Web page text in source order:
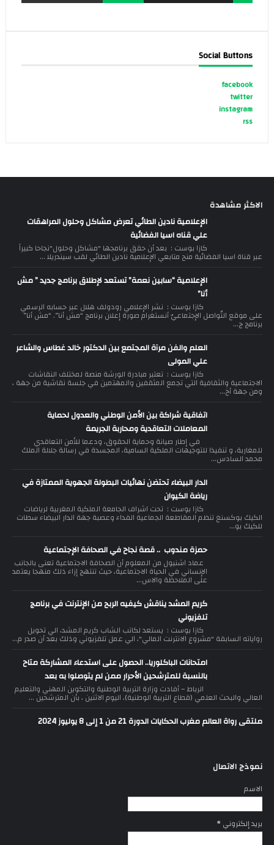
Social Buttons
facebook
twitter
instagram
rss
الاكثر مشاهدة
الإعلامية نادين الطائي تعرض مشاكل وحلول المراهقات
علي قناه اسيا الفضائية
كازا بوست : بعد أن حقق برنامجها "مشاكل وحلول"نجاحا كبيراً
عبر قناة اسيا الفضائية منح متابعي الإعلامية نادين الطائي لقب سيندريلا ...
الإعلامية “سابين نعمة” تستعد لإطلاق برنامج جديد ” مش
أنا”
كازا بوست : نشر الإعلامي رودولف هلال عبر حسابه الرسمي
على موقع التّواصل الإجتماعيّ أنستغرام صورة إعلان برنامج “مش أنا”. “مش أنا”
برنامج ج...
العلم والفن مرآة المجتمع بين الدكتور خالد غطاس والشاعر
علي المولى
كازا بوست : تعتبر مبادرة الورشة منصة لمختلف النقاشات
الاجتماعية والثقافية التي تجمع المثقفين والمهتمين في جلسة نقاشية من جهة ،
ومن جهة أخ...
اتفاقية شراكة بين الأمن الوطني والعدول لحماية
المعاملات التعاقدية ومحاربة الجريمة
في إطار صيانة وحماية الحقوق، ودعما للأمن التعاقدي
للمغاربة، و تنفيذا للتوجيهات الملكية السامية، المجسدة في رسالة جلالة الملك
محمد السادس...
الدار البيضاء تحتضن نهائيات البطولة الجهوية الممتازة في
رياضة الكيوان
كازا بوست : تحت اشراف الجامعة الملكية المغربية لرياضات
الكيك بوكسنغ تنظم المقاطعة الجماعية الفداء وعصبة جهة الدار البيضاء سطات
للكيك بو...
حمزة مندوب .. قصة نجاح في الصحافة الإجتماعية
عماد اشنيول من المعلوم أن الصحافة الاجتماعية تعنى بالجانب
الإنساني في الحياة الاجتماعية، حيث تنتهج إزاء ذلك منهجا يعتمد
على الملاحظة والاس...
كريم المشد يناقش كيفيه الربح من الإنترنت في برنامج
تلفزيوني
كازا بوست : يستعد لكاتب الشاب كريم المشد، الي تحويل
رواياته السابقة "مشروع الانترنت المالي"، الي عمل تلفزيوني وذلك بعد أن صدر م...
امتحانات الباكلوريا.. الحصول على استدعاء المشاركة متاح
بالنسبة للمترشحين الأحرار ممن لم يتوصلوا به بعد
الرباط – أفادت وزارة التربية الوطنية والتكوين المهني والتعليم
العالي والبحث العلمي (قطاع التربية الوطنية)، اليوم الاثنين ، بأن المترشحين ...
ملتقى رواة العالم مغرب الحكايات الدورة 21 من 1 إلى 8 يوليوز 2024
نموذج الاتصال
الاسم
بريد إلكتروني*